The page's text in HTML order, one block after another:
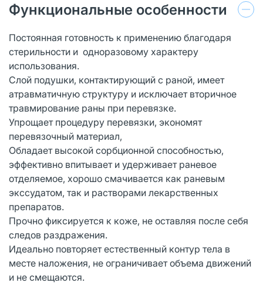
Функциональные особенности
Постоянная готовность к применению благодаря
стерильности и одноразовому характеру
использования.
Слой подушки, контактирующий с раной, имеет
атравматичную структуру и исключает вторичное
травмирование раны при перевязке.
Упрощает процедуру перевязки, экономят
перевязочный материал,
Обладает высокой сорбционной способностью,
эффективно впитывает и удерживает раневое
отделяемое, хорошо смачивается как раневым
экссудатом, так и растворами лекарственных
препаратов.
Прочно фиксируется к коже, не оставляя после себя
следов раздражения.
Идеально повторяет естественный контур тела в
месте наложения, не ограничивает объема движений
и не смещаются.